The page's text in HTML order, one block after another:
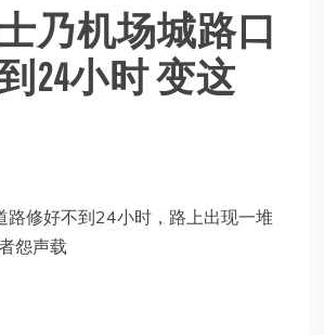
乃机场城路口
24小时 变这
路修好不到24小时，路上出现一堆
怨声载